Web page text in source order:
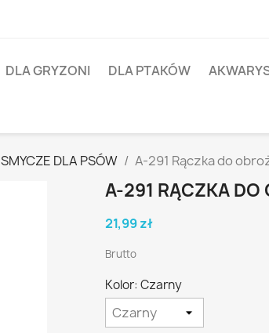
DLA GRYZONI DLA PTAKÓW
SMYCZE DLA PSÓW A-291 Rączka do
A-291 RĄCZKA DO
21,99 zł
Brutto
Kolor: Czarny